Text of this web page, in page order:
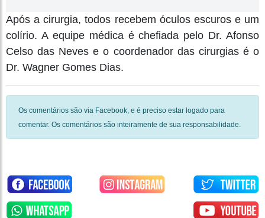
Após a cirurgia, todos recebem óculos escuros e um
colírio. A equipe médica é chefiada pelo Dr. Afonso
Celso das Neves e o coordenador das cirurgias é o
Dr. Wagner Gomes Dias.
Os comentários são via Facebook, e é preciso estar logado para
comentar. Os comentários são inteiramente de sua responsabilidade.